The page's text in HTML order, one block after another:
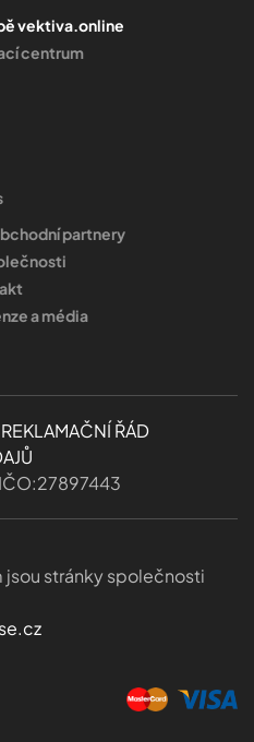
vektiva.online
centrum
partnery
a média
REKLAMAČNÍ ŘÁD
stránky společnosti